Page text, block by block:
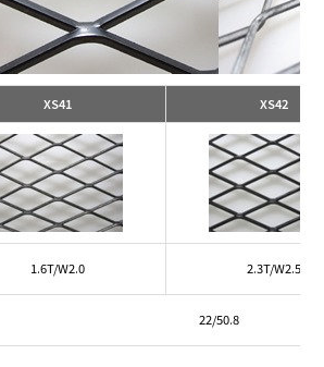
XS41 XS42
1.6T/W2.0 2.3T/W2.5
22/50.8